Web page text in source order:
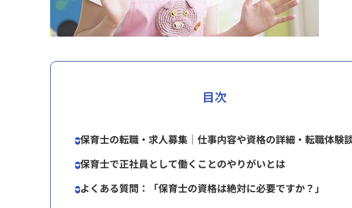
目次
保育士の転職・求人募集｜仕事内容や資格の詳細・転職体験
保育士で正社員として働くことのやりがいとは
よくある質問：「保育士の資格は絶対に必要ですか？」